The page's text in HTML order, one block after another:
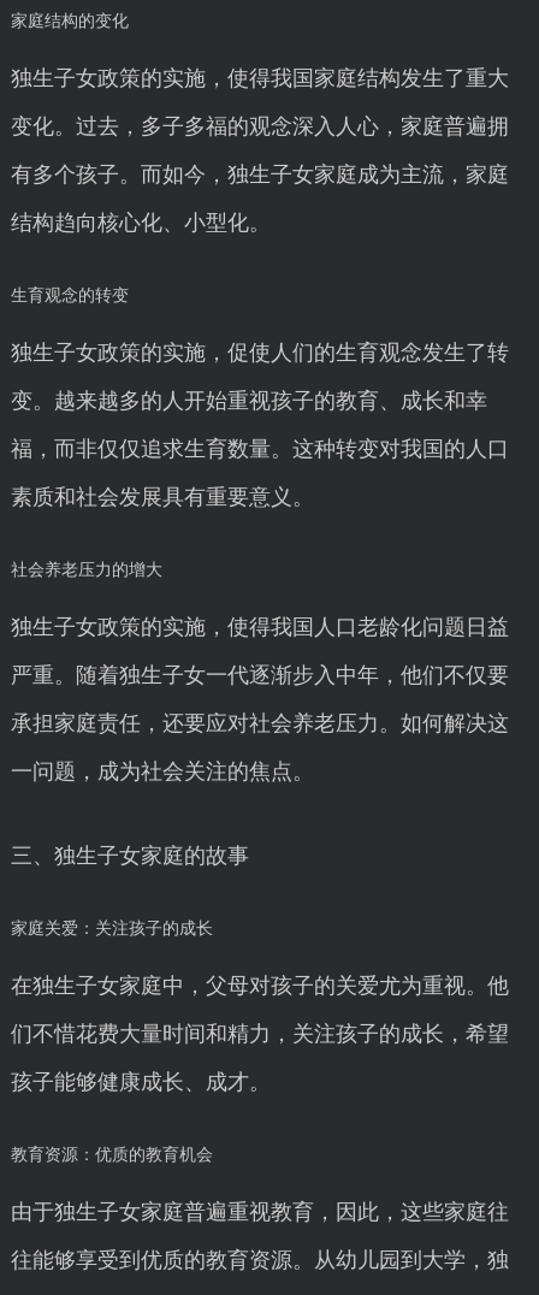
家庭结构的变化
独生子女政策的实施，使得我国家庭结构发生了重大
变化。过去，多子多福的观念深入人心，家庭普遍拥
有多个孩子。而如今，独生子女家庭成为主流，家庭
结构趋向核心化、小型化。
生育观念的转变
独生子女政策的实施，促使人们的生育观念发生了转
变。越来越多的人开始重视孩子的教育、成长和幸
福，而非仅仅追求生育数量。这种转变对我国的人口
素质和社会发展具有重要意义。
社会养老压力的增大
独生子女政策的实施，使得我国人口老龄化问题日益
严重。随着独生子女一代逐渐步入中年，他们不仅要
承担家庭责任，还要应对社会养老压力。如何解决这
一问题，成为社会关注的焦点。
三、独生子女家庭的故事
家庭关爱：关注孩子的成长
在独生子女家庭中，父母对孩子的关爱尤为重视。他
们不惜花费大量时间和精力，关注孩子的成长，希望
孩子能够健康成长、成才。
教育资源：优质的教育机会
由于独生子女家庭普遍重视教育，因此，这些家庭往
往能够享受到优质的教育资源。从幼儿园到大学，独